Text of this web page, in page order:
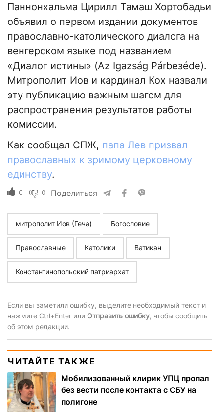
Паннонхальма Цирилл Тамаш Хортобадьи
объявил о первом издании документов
православно-католического диалога на
венгерском языке под названием
«Диалог истины» (Az Igazság Párbезéde).
Митрополит Иов и кардинал Кох назвали
эту публикацию важным шагом для
распространения результатов работы
комиссии.
Как сообщал СПЖ, папа Лев призвал
православных к зримому церковному
единству.
0 0 Поделиться
митрополит Иов (Геча) Богословие
Православные Католики Ватикан
Константинопольский патриархат
Если вы заметили ошибку, выделите необходимый текст и
нажмите Ctrl+Enter или Отправить ошибку, чтобы сообщить
об этом редакции.
ЧИТАЙТЕ ТАКЖЕ
Мобилизованный клирик УПЦ пропал
без вести после контакта с СБУ на
полигоне